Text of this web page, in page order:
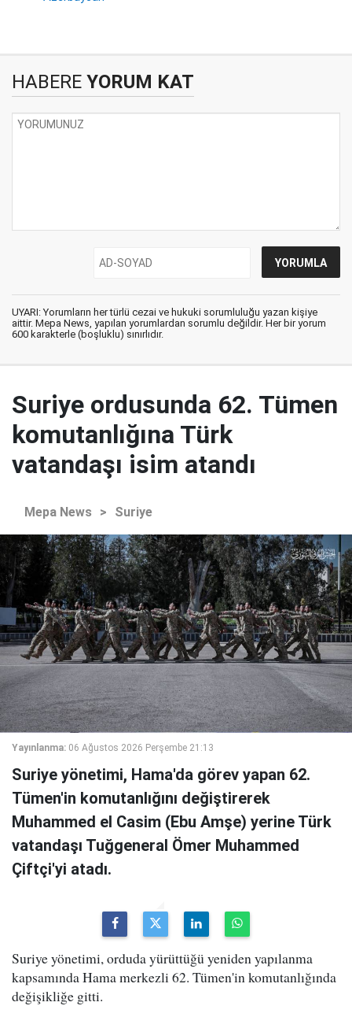
HABERE YORUM KAT
UYARI: Yorumların her türlü cezai ve hukuki sorumluluğu yazan kişiye
aittir. Mepa News, yapılan yorumlardan sorumlu değildir. Her bir yorum
600 karakterle (boşluklu) sınırlıdır.
Suriye ordusunda 62. Tümen
komutanlığına Türk
vatandaşı isim atandı
Mepa News > Suriye
Yayınlanma: 06 Ağustos 2026 Perşembe 21:13
Suriye yönetimi, Hama'da görev yapan 62.
Tümen'in komutanlığını değiştirerek
Muhammed el Casim (Ebu Amşe) yerine Türk
vatandaşı Tuğgeneral Ömer Muhammed
Çiftçi'yi atadı.
Suriye yönetimi, orduda yürüttüğü yeniden yapılanma
kapsamında Hama merkezli 62. Tümen'in komutanlığında
değişikliğe gitti.